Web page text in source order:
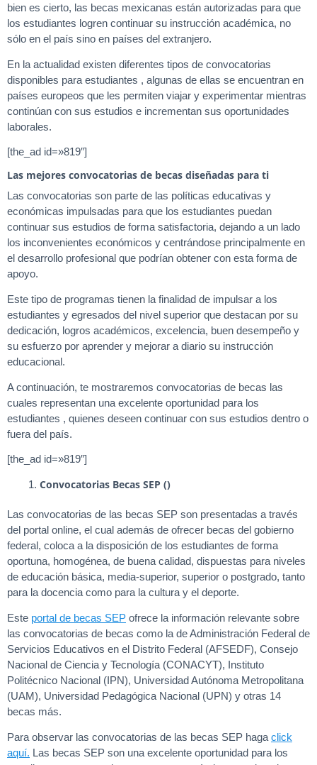
bien es cierto, las becas mexicanas están autorizadas para que
los estudiantes logren continuar su instrucción académica, no
sólo en el país sino en países del extranjero.
En la actualidad existen diferentes tipos de convocatorias
disponibles para estudiantes , algunas de ellas se encuentran en
países europeos que les permiten viajar y experimentar mientras
continúan con sus estudios e incrementan sus oportunidades
laborales.
[the_ad id=»819″]
Las mejores convocatorias de becas diseñadas para ti
Las convocatorias son parte de las políticas educativas y
económicas impulsadas para que los estudiantes puedan
continuar sus estudios de forma satisfactoria, dejando a un lado
los inconvenientes económicos y centrándose principalmente en
el desarrollo profesional que podrían obtener con esta forma de
apoyo.
Este tipo de programas tienen la finalidad de impulsar a los
estudiantes y egresados del nivel superior que destacan por su
dedicación, logros académicos, excelencia, buen desempeño y
su esfuerzo por aprender y mejorar a diario su instrucción
educacional.
A continuación, te mostraremos convocatorias de becas las
cuales representan una excelente oportunidad para los
estudiantes , quienes deseen continuar con sus estudios dentro o
fuera del país.
[the_ad id=»819″]
Convocatorias Becas SEP ()
Las convocatorias de las becas SEP son presentadas a través
del portal online, el cual además de ofrecer becas del gobierno
federal, coloca a la disposición de los estudiantes de forma
oportuna, homogénea, de buena calidad, dispuestas para niveles
de educación básica, media-superior, superior o postgrado, tanto
para la docencia como para la cultura y el deporte.
Este portal de becas SEP ofrece la información relevante sobre
las convocatorias de becas como la de Administración Federal de
Servicios Educativos en el Distrito Federal (AFSEDF), Consejo
Nacional de Ciencia y Tecnología (CONACYT), Instituto
Politécnico Nacional (IPN), Universidad Autónoma Metropolitana
(UAM), Universidad Pedagógica Nacional (UPN) y otras 14
becas más.
Para observar las convocatorias de las becas SEP haga click
aquí. Las becas SEP son una excelente oportunidad para los